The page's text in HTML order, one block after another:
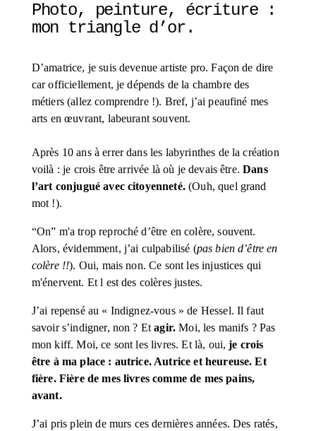
Photo, peinture, écriture :
mon triangle d’or.
D’amatrice, je suis devenue artiste pro. Façon de dire
car officiellement, je dépends de la chambre des
métiers (allez comprendre !). Bref, j’ai peaufiné mes
arts en œuvrant, labeurant souvent.
Après 10 ans à errer dans les labyrinthes de la création
voilà : je crois être arrivée là où je devais être. Dans
l’art conjugué avec citoyenneté. (Ouh, quel grand
mot !).
“On” m'a trop reproché d’être en colère, souvent.
Alors, évidemment, j’ai culpabilisé (pas bien d’être en
colère !!). Oui, mais non. Ce sont les injustices qui
m'énervent. Et l est des colères justes.
J’ai repensé au « Indignez-vous » de Hessel. Il faut
savoir s’indigner, non ? Et agir. Moi, les manifs ? Pas
mon kiff. Moi, ce sont les livres. Et là, oui, je crois
être à ma place : autrice. Autrice et heureuse. Et
fière. Fière de mes livres comme de mes pains,
avant.
J’ai pris plein de murs ces dernières années. Des ratés,